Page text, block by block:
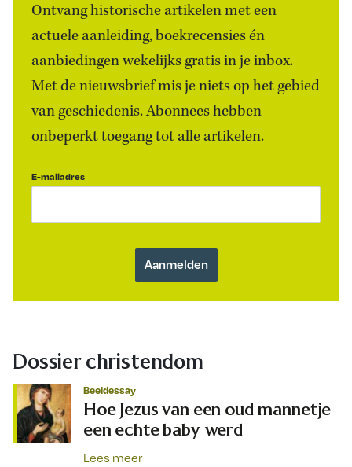
Ontvang historische artikelen met een
actuele aanleiding, boekrecensies én
aanbiedingen wekelijks gratis in je inbox.
Met de nieuwsbrief mis je niets op het gebied
van geschiedenis. Abonnees hebben
onbeperkt toegang tot alle artikelen.
E-mailadres
Dossier christendom
Beeldessay
Hoe Jezus van een oud mannetje
een echte baby werd
Lees meer